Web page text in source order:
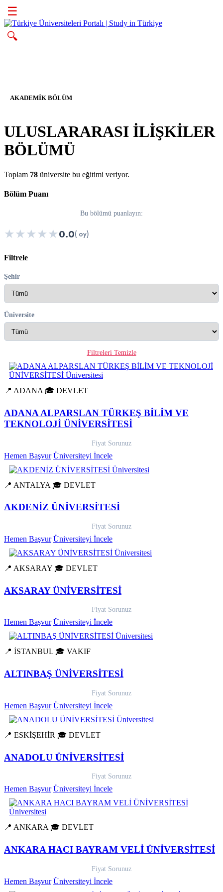
☰
🔍
AKADEMIK BÖLÜM
ULUSLARARASI İLİŞKİLER
BÖLÜMÜ
Toplam 78 üniversite bu eğitimi veriyor.
Bölüm Puanı
Bu bölümü puanlayın:
★★★★★0.0( oy)
Filtrele
Şehir
Üniversite
Filtreleri Temizle
📍 ADANA 🎓 DEVLET
ADANA ALPARSLAN TÜRKEŞ BİLİM VE
TEKNOLOJİ ÜNİVERSİTESİ
Fiyat Sorunuz
Hemen Başvur Üniversiteyi İncele
📍 ANTALYA 🎓 DEVLET
AKDENİZ ÜNİVERSİTESİ
Fiyat Sorunuz
Hemen Başvur Üniversiteyi İncele
📍 AKSARAY 🎓 DEVLET
AKSARAY ÜNİVERSİTESİ
Fiyat Sorunuz
Hemen Başvur Üniversiteyi İncele
📍 İSTANBUL 🎓 VAKIF
ALTINBAŞ ÜNİVERSİTESİ
Fiyat Sorunuz
Hemen Başvur Üniversiteyi İncele
📍 ESKİŞEHİR 🎓 DEVLET
ANADOLU ÜNİVERSİTESİ
Fiyat Sorunuz
Hemen Başvur Üniversiteyi İncele
📍 ANKARA 🎓 DEVLET
ANKARA HACI BAYRAM VELİ ÜNİVERSİTESİ
Fiyat Sorunuz
Hemen Başvur Üniversiteyi İncele